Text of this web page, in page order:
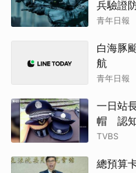
兵驗證
青年日報
白海豚
航
青年日報
一日站
帽 認
TVBS
總預算